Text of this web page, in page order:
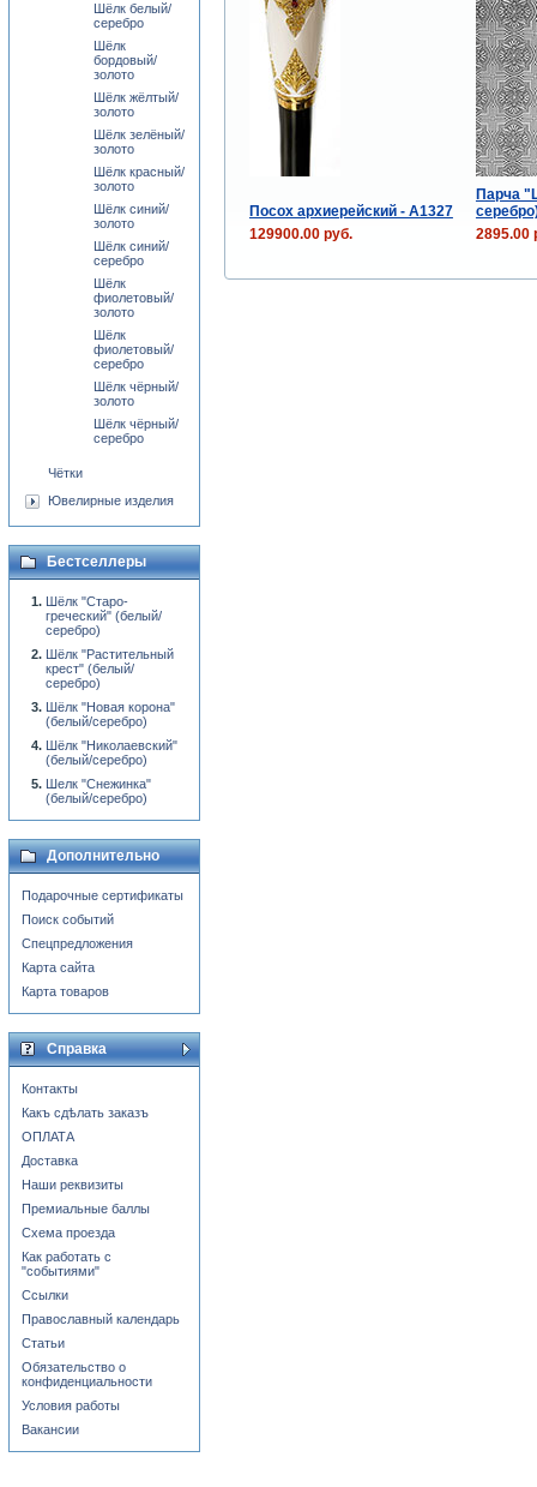
Посох архиерейский - A1327
Парча
129900.00 руб.
2895.00
Шёлк белый/
серебро
Шёлк
бордовый/
золото
Шёлк жёлтый/
золото
Шёлк зелёный/
золото
Шёлк красный/
золото
Шёлк синий/
золото
Шёлк синий/
серебро
Шёлк
фиолетовый/
золото
Шёлк
фиолетовый/
серебро
Шёлк чёрный/
золото
Шёлк чёрный/
серебро
Чётки
Ювелирные изделия
Бестселлеры
Шёлк "Старо-
греческий" (белый/
серебро)
Шёлк "Растительный
крест" (белый/
серебро)
Шёлк "Новая корона"
(белый/серебро)
Шёлк "Николаевский"
(белый/серебро)
Шелк "Снежинка"
(белый/серебро)
Дополнительно
Подарочные сертификаты
Поиск событий
Спецпредложения
Карта сайта
Карта товаров
Справка
Контакты
Какъ сдѣлать заказъ
ОПЛАТА
Доставка
Наши реквизиты
Премиальные баллы
Схема проезда
Как работать с
"событиями"
Ссылки
Православный календарь
Статьи
Обязательство о
конфиденциальности
Условия работы
Вакансии